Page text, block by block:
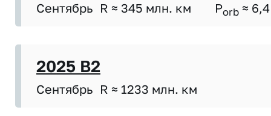
Сентябрь R ≈ 345 млн. км Porb ≈ 6,4
2025 B2
Сентябрь R ≈ 1233 млн. км